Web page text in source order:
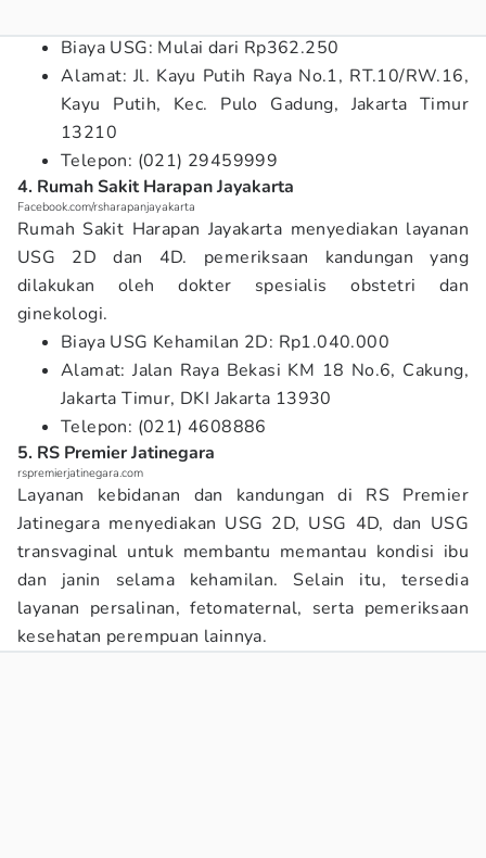
Biaya USG: Mulai dari Rp362.250
Alamat: Jl. Kayu Putih Raya No.1, RT.10/RW.16,
Kayu Putih, Kec. Pulo Gadung, Jakarta Timur
13210
Telepon: (021) 29459999
4. Rumah Sakit Harapan Jayakarta
Facebook.com/rsharapanjayakarta
Rumah Sakit Harapan Jayakarta menyediakan layanan
USG 2D dan 4D. pemeriksaan kandungan yang
dilakukan oleh dokter spesialis obstetri dan
ginekologi.
Biaya USG Kehamilan 2D: Rp1.040.000
Alamat: Jalan Raya Bekasi KM 18 No.6, Cakung,
Jakarta Timur, DKI Jakarta 13930
Telepon: (021) 4608886
5. RS Premier Jatinegara
rspremierjatinegara.com
Layanan kebidanan dan kandungan di RS Premier
Jatinegara menyediakan USG 2D, USG 4D, dan USG
transvaginal untuk membantu memantau kondisi ibu
dan janin selama kehamilan. Selain itu, tersedia
layanan persalinan, fetomaternal, serta pemeriksaan
kesehatan perempuan lainnya.